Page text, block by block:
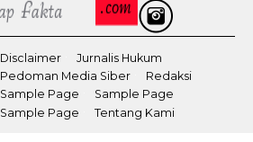
Disclaimer
Jurnalis Hukum
Pedoman Media Siber
Redaksi
Sample Page
Sample Page
Sample Page
Tentang Kami